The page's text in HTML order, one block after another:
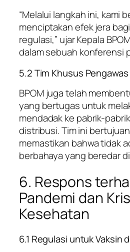
“Melalui langkah ini, kami
menciptakan efek jera
regulasi,” ujar Kepala
dalam sebuah konferensi
5.2 Tim Khusus Pengawas
BPOM juga telah
yang bertugas untuk
mendadak ke pabrik-
distribusi. Tim ini
memastikan bahwa tidak
berbahaya yang beredar
6. Respons
Pandemi dan
Kesehatan
6.1 Regulasi untuk Vaksin